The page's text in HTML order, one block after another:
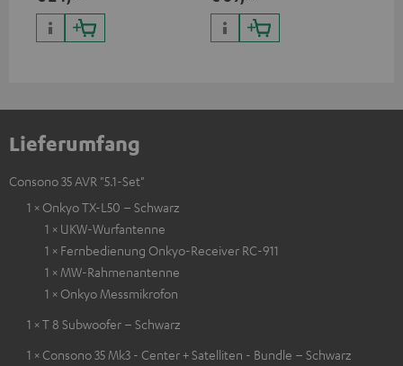
Lieferumfang
Consono 35 AVR "5.1-Set"
1 × Onkyo TX-L50 – Schwarz
1 × UKW-Wurfantenne
1 × Fernbedienung Onkyo-Receiver RC-911
1 × MW-Rahmenantenne
1 × Onkyo Messmikrofon
1 × T 8 Subwoofer – Schwarz
1 × Consono 35 Mk3 - Center + Satelliten - Bundle – Schwarz